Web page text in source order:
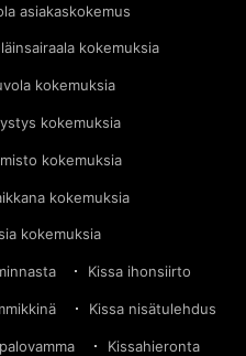
asiakaskokemus
kokemuksia
kokemuksia
kokemuksia
kokemuksia
kokemuksia
kokemuksia
Kissa ihonsiirto
Kissa nisätulehdus
Kissahieronta